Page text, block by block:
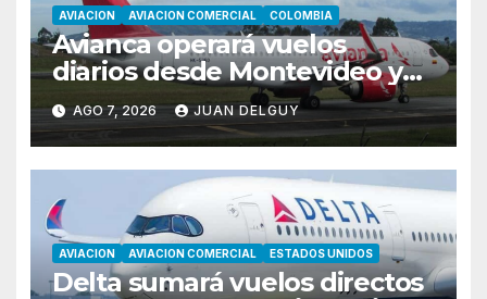
AVIACION AVIACION COMERCIAL COLOMBIA
Avianca operará vuelos
diarios desde Montevideo y
Asunción hacia Bogotá
AGO 7, 2026 JUAN DELGUY
AVIACION AVIACION COMERCIAL ESTADOS UNIDOS
Delta sumará vuelos directos